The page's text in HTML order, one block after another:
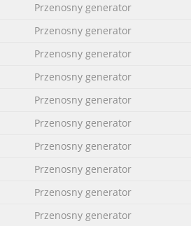
Przenosny generator
Przenosny generator
Przenosny generator
Przenosny generator
Przenosny generator
Przenosny generator
Przenosny generator
Przenosny generator
Przenosny generator
Przenosny generator